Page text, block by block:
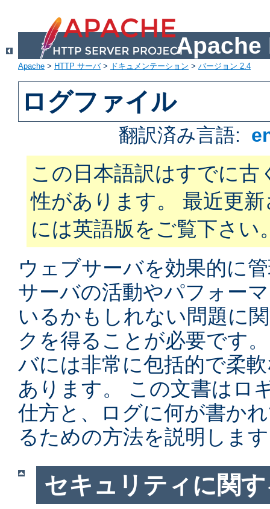
Apache
Apache > HTTP サーバ> ドキュメンテーション > バージョン 2.4
ログファイル
翻訳済み言語:
この日本語訳はすでに古
性があります。 最近更
には英語版をご覧下さい
ウェブサーバを効果的に
サーバの活動やパフォー
いるかもしれない問題に
クを得ることが必要です
バには非常に包括的で柔
あります。 この文書はロ
仕方と、ログに何が書か
るための方法を説明しま
セキュリティに関